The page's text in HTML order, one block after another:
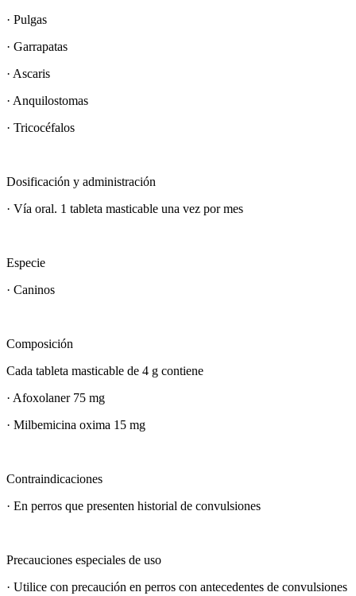
· Pulgas
· Garrapatas
· Ascaris
· Anquilostomas
· Tricocéfalos
Dosificación y administración
· Vía oral. 1 tableta masticable una vez por mes
Especie​
· Caninos
Composición
Cada tableta masticable de 4 g contiene
· Afoxolaner 75 mg
· Milbemicina oxima 15 mg
Contraindicaciones​
· En perros que presenten historial de convulsiones
Precauciones especiales de uso
· Utilice con precaución en perros con antecedentes de convulsiones